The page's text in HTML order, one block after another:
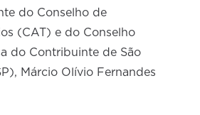
do Conselho de
(CAT) e do Conselho
do Contribuinte de São
Márcio Olívio Fernandes